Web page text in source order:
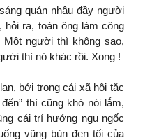
quán nhậu đầy người
hỏi ra, toàn ông làm công
Một người thì không sao,
thì nó khác rồi. Xong !
bởi trong cái xã hội tặc
thì cũng khó nói lắm,
cái trí hướng ngu ngốc
vũng bùn đen tối của